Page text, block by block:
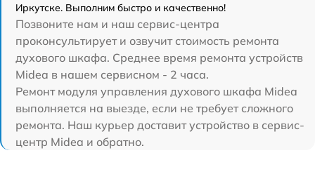
Иркутске. Выполним быстро и качественно!
Позвоните нам и наш сервис-центра
проконсультирует и озвучит стоимость ремонта
духового шкафа. Среднее время ремонта устройств
Midea в нашем сервисном - 2 часа.
Ремонт модуля управления духового шкафа Midea
выполняется на выезде, если не требует сложного
ремонта. Наш курьер доставит устройство в сервис-
центр Midea и обратно.